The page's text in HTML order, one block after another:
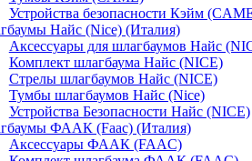
Устройства безопасности Кэйм
Найс (Nice) (Италия)
Аксессуары для шлагбаумов Найс
Комплект шлагбаума Найс (NICE)
Стрелы шлагбаумов Найс (NICE)
Тумбы шлагбаумов Найс (Nice)
Устройства Безопасности Найс (NICE)
ФААК (Faac) (Италия)
Аксессуары ФААК (FAAC)